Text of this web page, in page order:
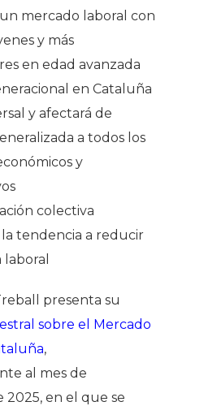
mercado laboral con
y más
en edad avanzada
en Cataluña
y afectará de
a todos los
y
colectiva
tendencia a reducir
laboral
presenta su
sobre el Mercado
,
al mes de
2025, en el que se